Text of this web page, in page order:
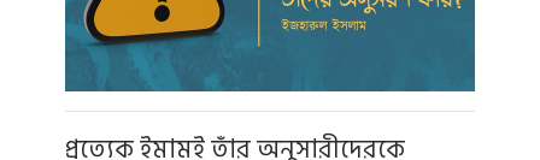
প্রত্যেক ইমামই তাঁর অনুসারীদেরকে